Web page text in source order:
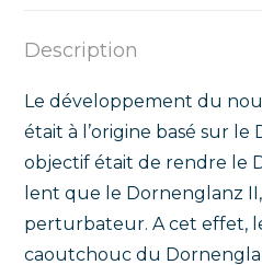
Description
Le développement du
était à l’origine basé sur
objectif était de rendre le
lent que le Dornenglanz
perturbateur. A cet effet,
caoutchouc du